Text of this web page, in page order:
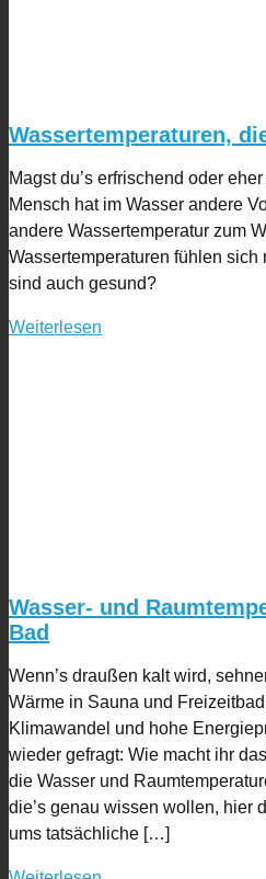
Wassertemperaturen,
Magst du’s erfrischend oder
Mensch hat im Wasser andere
andere Wassertemperatur zum
Wassertemperaturen fühlen sich
sind auch gesund?
Weiterlesen
Wasser- und
Bad
Wenn’s draußen kalt wird,
Wärme in Sauna und
Klimawandel und hohe
wieder gefragt: Wie macht ihr
die Wasser und
die’s genau wissen wollen, hier
ums tatsächliche […]